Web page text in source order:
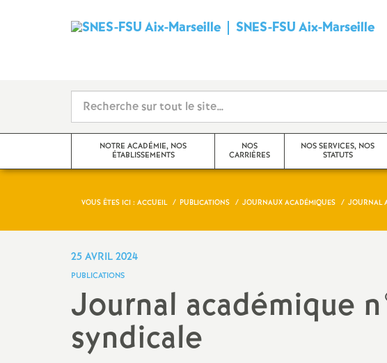
SNES-FSU Aix-MarseilleS
i
c
N
NOTRE ACADÉMIE, NOS
ÉTABLISSEMENTS
Actualités de l’académie
Actualités des établissements
Actualités des départements
NOS
CARRIÈRES
NOS SERVICES, NOS
STATUTS
VOUS ÊTES ICI : ACCUEIL PUBLICATIONS JOURNAUX ACADÉMIQUES JOURNAL
25 AVRIL 2024
PUBLICATIONS
Journal académique
syndicale